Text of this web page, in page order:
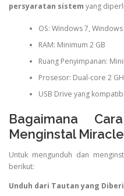
persyaratan sistem yang
OS: Windows 7,
RAM: Minimum 2 GB
Ruang Penyimpanan:
Prosesor: Dual-core 2
USB Drive yang
Bagaimana
Menginstal
Untuk mengunduh dan
berikut:
Unduh dari Tautan yang